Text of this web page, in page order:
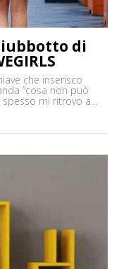
di
che inserisco
“cosa non può
spesso mi ritrovo a
second hand il
over sono in